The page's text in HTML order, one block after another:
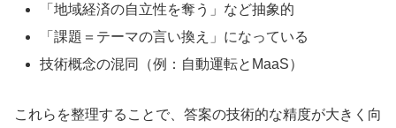
「地域経済の自立性を奪う」など抽象的
「課題＝テーマの言い換え」になっている
技術概念の混同（例：自動運転とMaaS）
これらを整理することで、答案の技術的な精度が大きく向